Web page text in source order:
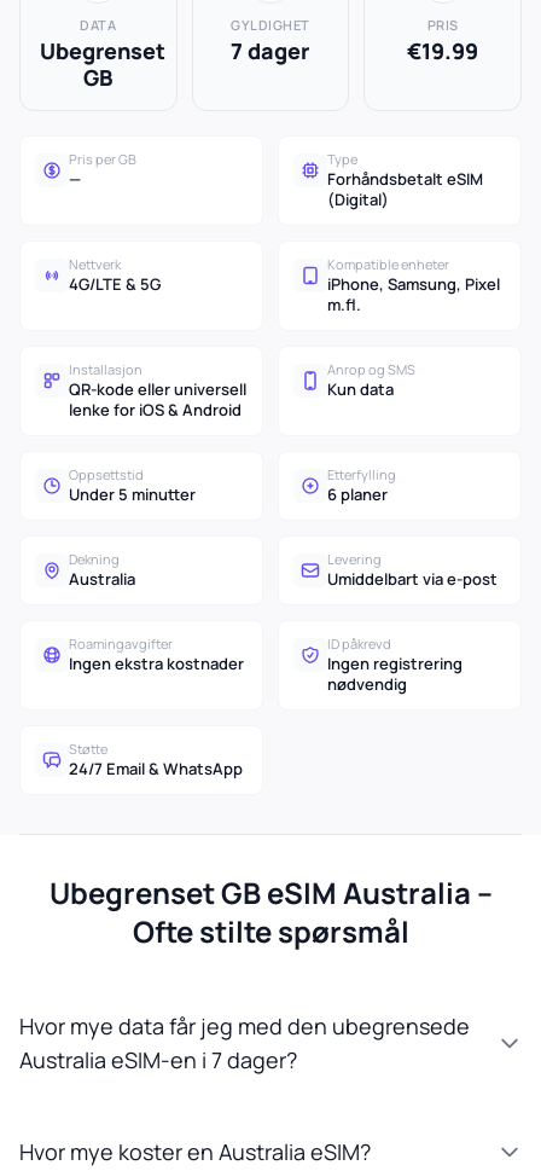
DATA
Ubegrenset
GB
GYLDIGHET
7 dager
PRIS
€19.99
Pris per GB
—
Type
Forhåndsbetalt eSIM
(Digital)
Nettverk
4G/LTE & 5G
Kompatible enheter
iPhone, Samsung, Pixel
m.fl.
Installasjon
QR-kode eller universell
lenke for iOS & Android
Anrop og SMS
Kun data
Oppsettstid
Under 5 minutter
Etterfylling
6 planer
Dekning
Australia
Levering
Umiddelbart via e-post
Roamingavgifter
Ingen ekstra kostnader
ID påkrevd
Ingen registrering
nødvendig
Støtte
24/7 Email & WhatsApp
Ubegrenset GB eSIM Australia –
Ofte stilte spørsmål
Hvor mye data får jeg med den ubegrensede
Australia eSIM-en i 7 dager?
Hvor mye koster en Australia eSIM?